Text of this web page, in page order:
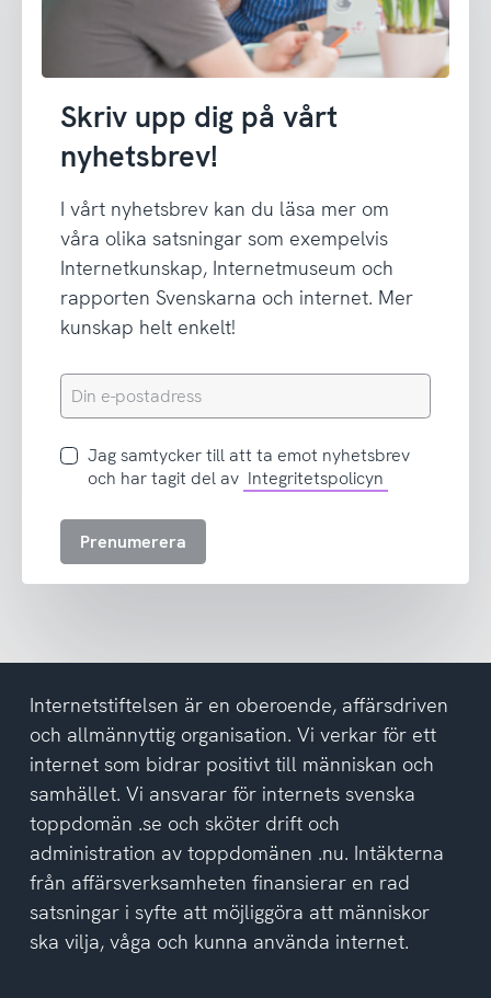
Skriv upp dig på vårt
nyhetsbrev!
I vårt nyhetsbrev kan du läsa mer om
våra olika satsningar som exempelvis
Internetkunskap, Internetmuseum och
rapporten Svenskarna och internet. Mer
kunskap helt enkelt!
Din
e-
Jag
samtycker
att
del
av
integritetspolicyn
Jag samtycker till att ta emot nyhetsbrev
och har tagit del av Integritetspolicyn
Prenumerera
Internetstiftelsen är en oberoende, affärsdriven
och allmännyttig organisation. Vi verkar för ett
internet som bidrar positivt till människan och
samhället. Vi ansvarar för internets svenska
toppdomän .se och sköter drift och
administration av toppdomänen .nu. Intäkterna
från affärsverksamheten finansierar en rad
satsningar i syfte att möjliggöra att människor
ska vilja, våga och kunna använda internet.